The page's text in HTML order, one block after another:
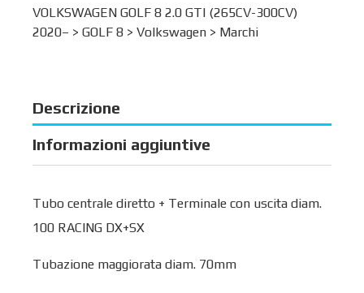
VOLKSWAGEN GOLF 8 2.0 GTI (265CV-300CV)
2020– > GOLF 8 > Volkswagen > Marchi
Descrizione
Informazioni aggiuntive
Tubo centrale diretto + Terminale con uscita diam.
100 RACING DX+SX
Tubazione maggiorata diam. 70mm